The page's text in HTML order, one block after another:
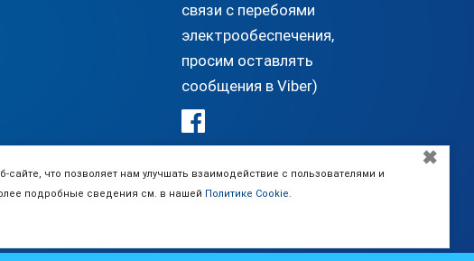
связи с перебоями
электрообеспечения,
просим оставлять
сообщения в Viber)
на сайт МЕДСоветник24
✖
что позволяет нам улучшать взаимодействие с пользователями и
подробные сведения см. в нашей Политике Cookie.